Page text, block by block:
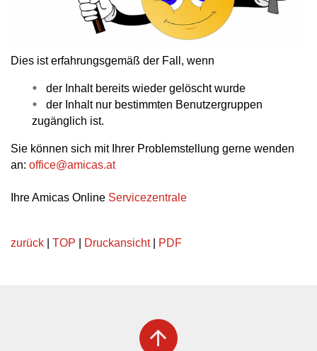
Dies ist erfahrungsgemäß der Fall, wenn
der Inhalt bereits wieder gelöscht wurde
der Inhalt nur bestimmten Benutzergruppen
zugänglich ist.
Sie können sich mit Ihrer Problemstellung gerne wenden
an: office@amicas.at
Ihre Amicas Online Servicezentrale
zurück TOP Druckansicht| PDF
arrow_upward